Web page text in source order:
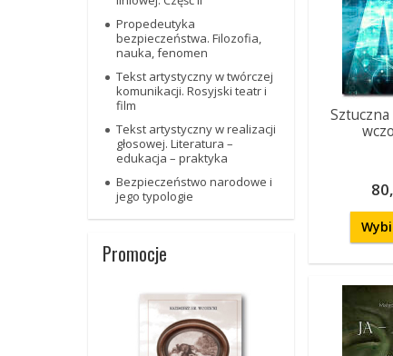
Propedeutyka
bezpieczeństwa. Filozofia,
nauka, fenomen
Tekst artystyczny w twórczej
komunikacji. Rosyjski teatr i
film
Tekst artystyczny w realizacji
głosowej. Literatura –
edukacja – praktyka
Bezpieczeństwo narodowe i
jego typologie
Promocje